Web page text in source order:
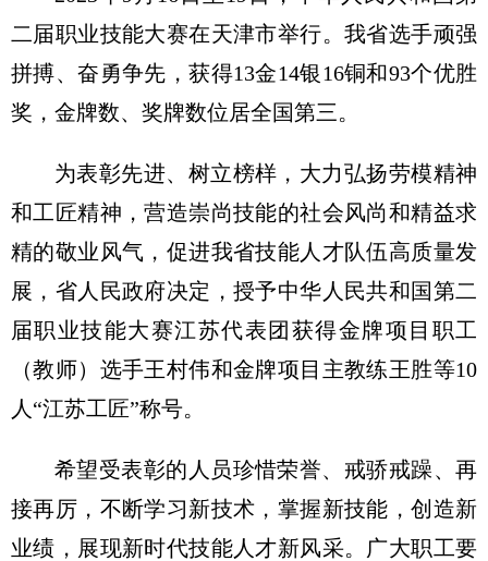
二届职业技能大赛在天津市举行。我省选手顽强
拼搏、奋勇争先，获得13金14银16铜和93个优胜
奖，金牌数、奖牌数位居全国第三。
为表彰先进、树立榜样，大力弘扬劳模精神
和工匠精神，营造崇尚技能的社会风尚和精益求
精的敬业风气，促进我省技能人才队伍高质量发
展，省人民政府决定，授予中华人民共和国第二
届职业技能大赛江苏代表团获得金牌项目职工
（教师）选手王村伟和金牌项目 主教练王胜等10
人“江苏工匠”称号。
希望受表彰的人员珍惜荣誉、戒骄戒躁、再
接再厉，不断学习新技术，掌握新技能，创造新
业绩，展现新时代技能人才新风采。广大职工要